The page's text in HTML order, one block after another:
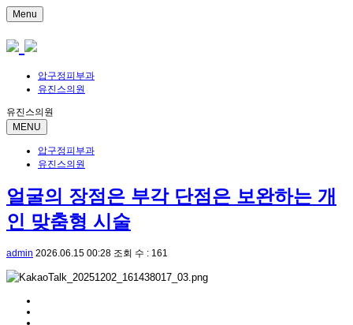
Menu
압구정피부과
유진스의원
유진스의원
MENU
압구정피부과
유진스의원
얼굴의 장점은 부각 단점은 보완하는 개
인 맞춤형 시술
admin 2026.06.15 00:28 조회 수 : 161